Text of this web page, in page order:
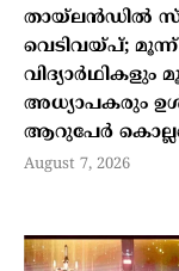
തായ്ലന്‍ഡില്‍
വെടിവയ്പ്; മൂന്ന്
വിദ്യാര്‍ഥികളും
അധ്യാപകരും
ആറുപേര്‍
August 7, 2026